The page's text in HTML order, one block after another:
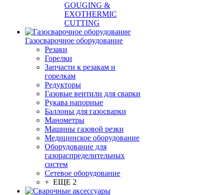
GOUGING &
EXOTHERMIC
CUTTING
Газосварочное оборудование
Резаки
Горелки
Запчасти к резакам и
горелкам
Редукторы
Газовые вентили для сварки
Рукава напорные
Баллоны для газосварки
Манометры
Машины газовой резки
Медицинское оборудование
Оборудование для
газораспределительных
систем
Сетевое оборудование
+ ЕЩЕ 2